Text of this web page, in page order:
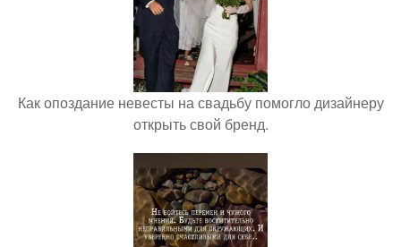
Как опоздание невесты на свадьбу помогло дизайнеру
открыть свой бренд.